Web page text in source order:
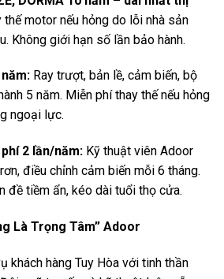
thế motor nếu hỏng do lỗi nhà sản
Không giới hạn số lần bảo hành.
Ray trượt, bản lề, cảm biến, bộ
5 năm. Miễn phí thay thế nếu hỏng
ngoại lực.
2 lần/năm: Kỹ thuật viên Adoor
điều chỉnh cảm biến mỗi 6 tháng.
đề tiềm ẩn, kéo dài tuổi thọ cửa.
Là Trọng Tâm” Adoor
khách hàng Tuy Hòa với tinh thần